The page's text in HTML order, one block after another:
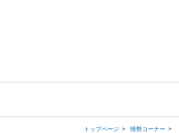
トップページ 情勢コーナー